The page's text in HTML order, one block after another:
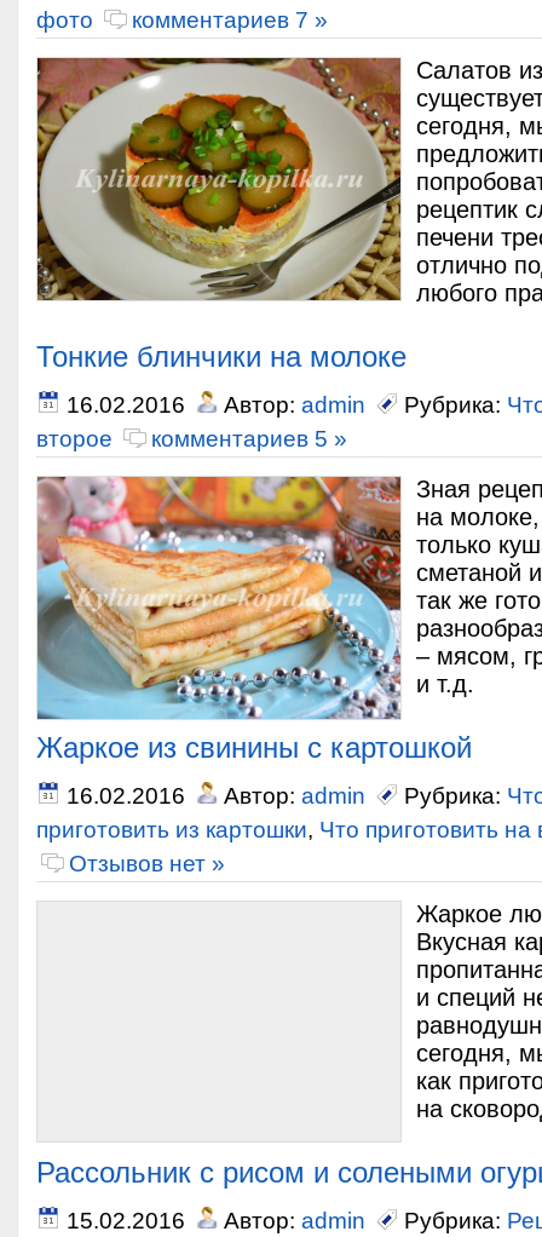
фото
комментариев 7 »
Салатов
сегодня,
рецептик
печени
отлично
любого
Тонкие блинчики на молоке
16.02.2016 Автор: admin Рубрика:
второе
комментариев 5 »
Зная
на
только
сметаной
так же
– мясом,
и т.д.
Жаркое из свинины с картошкой
16.02.2016 Автор: admin Рубрика:
приготовить из картошки, Что приготовить на
Отзывов нет »
Жаркое
Вкусная
и специй
сегодня,
как
на
Рассольник с рисом и солеными
15.02.2016 Автор: admin Рубрика: